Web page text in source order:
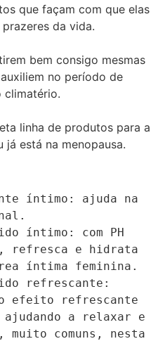
que façam com que elas
da vida.
bem consigo mesmas
no período de
climatério.
linha de produtos para a
já está na menopausa.
refresca e hidrata
íntima feminina.
efeito refrescante
a relaxar e
comuns, nesta